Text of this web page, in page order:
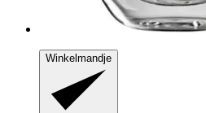
Winkelmandje